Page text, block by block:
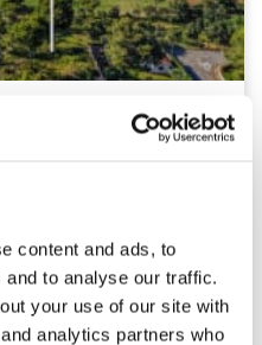
content and ads, to
to analyse our traffic.
your use of our site with
analytics partners who
615 m² amb vista obertes
de la naturalesa, des
voltants i les Gavares amb
s'embeni amb un...